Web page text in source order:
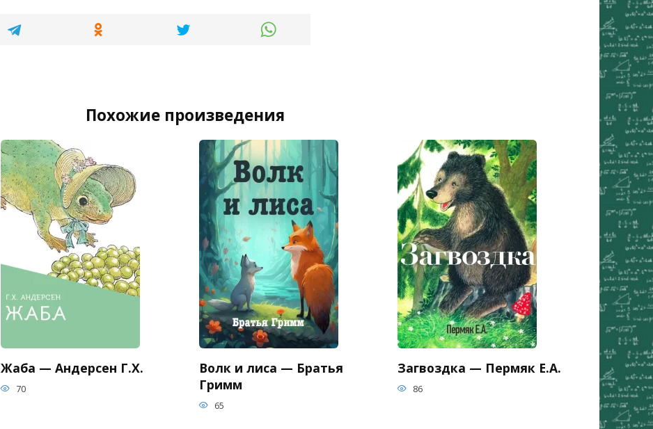
Похожие произведения
Жаба — Андерсен Г.Х.
70
Волк и лиса — Братья
Гримм
65
Загвоздка — Пермяк Е.А.
86